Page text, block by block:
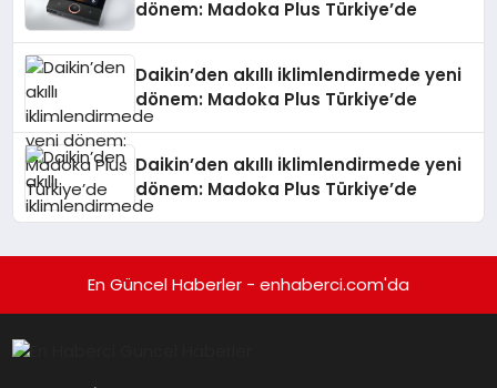
dönem: Madoka Plus Türkiye’de
Daikin’den akıllı iklimlendirmede yeni
dönem: Madoka Plus Türkiye’de
Daikin’den akıllı iklimlendirmede yeni
dönem: Madoka Plus Türkiye’de
En Güncel Haberler - enhaberci.com'da